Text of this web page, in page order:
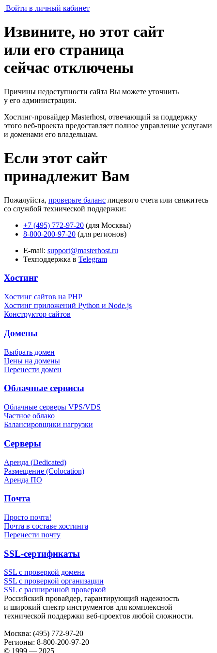
Войти в личный кабинет
Извините, но этот сайт
или его страница
сейчас отключены
Причины недоступности сайта Вы можете уточнить
у его администрации.
Хостинг-провайдер Masterhost, отвечающий за поддержку
этого веб-проекта предоставляет полное управление услугами
и доменами его владельцам.
Если этот сайт
принадлежит Вам
Пожалуйста, проверьте баланс лицевого счета или свяжитесь
со службой технической поддержки:
+7 (495) 772-97-20 (для Москвы)
8-800-200-97-20 (для регионов)
E-mail: support@masterhost.ru
Техподдержка в Telegram
Хостинг
Хостинг сайтов на PHP
Хостинг приложений Python и Node.js
Конструктор сайтов
Домены
Выбрать домен
Цены на домены
Перенести домен
Облачные сервисы
Облачные серверы VPS/VDS
Частное облако
Балансировщики нагрузки
Серверы
Аренда (Dedicated)
Размещение (Colocation)
Аренда ПО
Почта
Просто почта!
Почта в составе хостинга
Перенести почту
SSL-сертификаты
SSL с проверкой домена
SSL с проверкой организации
SSL с расширенной проверкой
Российский провайдер, гарантирующий надежность
и широкий спектр инструментов для комплексной
технической поддержки веб-проектов любой сложности.
Москва: (495) 772-97-20
Регионы: 8-800-200-97-20
© 1999 — 2025